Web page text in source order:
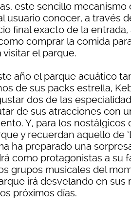
este sencillo mecanismo
usuario conocer, a través
final exacto de la
comprar la comida
visitar el parque.
año el parque acuático
de sus packs estrella,
dos de las
de sus atracciones con
Y, para los nostálgicos
y recuerdan aquello de
ha preparado una
como protagonistas a su
grupos musicales del
irá desvelando en sus
próximos días.